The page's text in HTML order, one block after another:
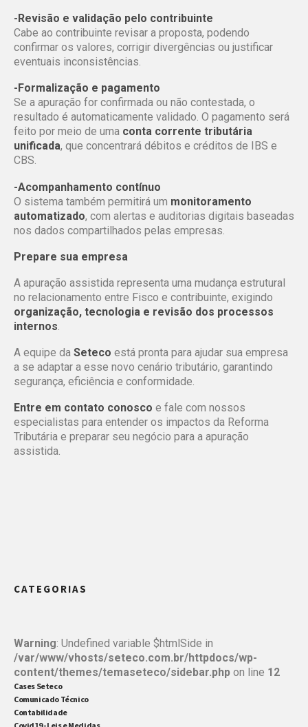
-Revisão e validação pelo contribuinte
Cabe ao contribuinte revisar a proposta, podendo
confirmar os valores, corrigir divergências ou justificar
eventuais inconsistências.
-Formalização e pagamento
Se a apuração for confirmada ou não contestada, o
resultado é automaticamente validado. O pagamento será
feito por meio de uma conta corrente tributária
unificada, que concentrará débitos e créditos de IBS e
CBS.
-Acompanhamento contínuo
O sistema também permitirá um monitoramento
automatizado, com alertas e auditorias digitais baseadas
nos dados compartilhados pelas empresas.
Prepare sua empresa
A apuração assistida representa uma mudança estrutural
no relacionamento entre Fisco e contribuinte, exigindo
organização, tecnologia e revisão dos processos
internos
A equipe da Seteco está pronta para ajudar sua empresa
a se adaptar a esse novo cenário tributário, garantindo
segurança, eficiência e conformidade.
Entre em contato conosco e fale com nossos
especialistas para entender os impactos da Reforma
Tributária e preparar seu negócio para a apuração
assistida.
CATEGORIAS
Warning: Undefined variable $htmlSide in
/var/www/vhosts/seteco.com.br/httpdocs/wp-
content/themes/temaseteco/sidebar.php on line 12
Cases Seteco
Comunicado Técnico
Contabilidade